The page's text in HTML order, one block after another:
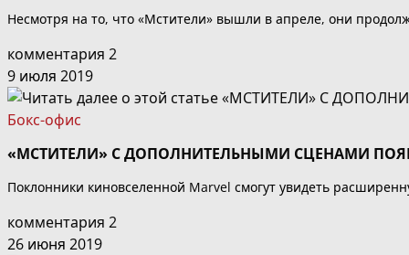
Несмотря на то, что «Мстители» вышли в апреле, они
комментария 2
9 июля 2019
Бокс-офис
«МСТИТЕЛИ» С ДОПОЛНИТЕЛЬНЫМИ СЦЕНАМИ
Поклонники киновселенной Marvel смогут увидеть
комментария 2
26 июня 2019